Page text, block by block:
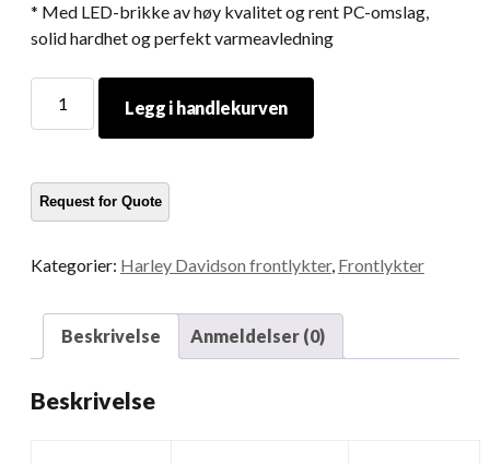
* Med LED-brikke av høy kvalitet og rent PC-omslag,
solid hardhet og perfekt varmeavledning
Tommers
motorsykkellys
Legg i handlekurven
Kategorier: Harley Davidson frontlykter, Frontlykter
Beskrivelse Anmeldelser (0)
Beskrivelse